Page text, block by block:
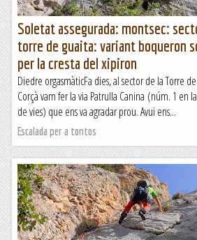
Soletat assegurada: montsec:
torre de guaita: variant boqueron
per la cresta del xipiron
Diedre orgasmàticFa dies, al sector de la Torre
Corçà vam fer la via Patrulla Canina (núm. 1 en
de vies) que ens va agradar prou. Avui ens...
Escalada per a tontos